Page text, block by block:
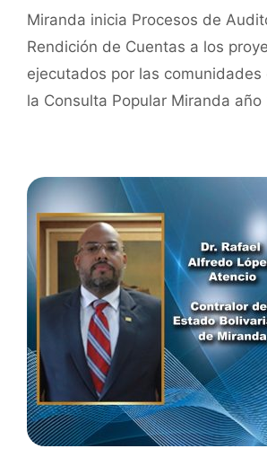
Miranda inicia Procesos de
Rendición de Cuentas a los
ejecutados por las comunidades
la Consulta Popular Miranda año